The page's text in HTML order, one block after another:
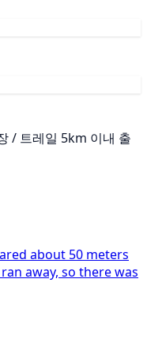
/ 트레일 5km 이내 출
about 50 meters
away, so there was